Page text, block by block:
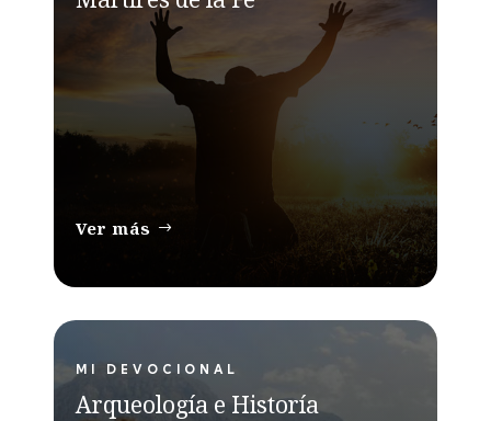
Ver más
MI DEVOCIONAL
Arqueología e Historía